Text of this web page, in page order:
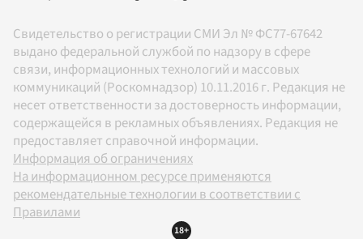
Свидетельство о регистрации СМИ Эл № ФС77-67642
выдано федеральной службой по надзору в сфере
связи, информационных технологий и массовых
коммуникаций (Роскомнадзор) 10.11.2016 г. Редакция не
несет ответственности за достоверность информации,
содержащейся в рекламных объявлениях. Редакция не
предоставляет справочной информации.
Информация об ограничениях
На информационном ресурсе применяются
рекомендательные технологии в соответствии с
Правилами
18+